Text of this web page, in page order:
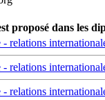
proposé dans les
relations
relations
relations